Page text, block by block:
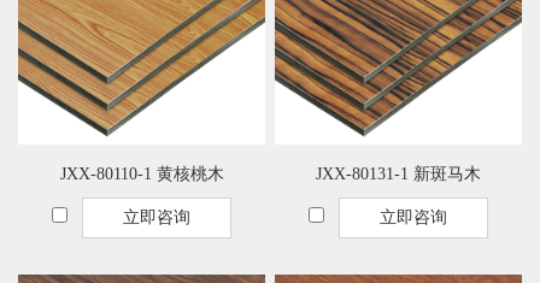
JXX-80110-1 黄核桃木
立即咨询
JXX-80131-1 新斑马木
立即咨询